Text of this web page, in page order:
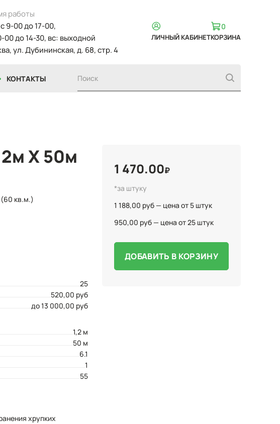
работы
9-00 до 17-00,
00 до 14-30, вс: выходной
ул. Дубининская, д. 68, стр. 4
ЛИЧНЫЙ КАБИНЕТ
0
КОРЗИНА
КОНТАКТЫ
Х 50м
кв.м.)
25
520,00 руб
до 13 000,00 руб
1,2 м
50 м
6.1
1
55
хрупких
1 470.00₽
*за штуку
1 188,00 руб — цена от 5 штук
950,00 руб — цена от 25 штук
ДОБАВИТЬ В КОРЗИНУ